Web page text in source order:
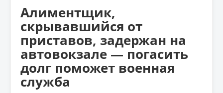
Алиментщик,
скрывавшийся от
приставов, задержан на
автовокзале — погасить
долг поможет военная
служба